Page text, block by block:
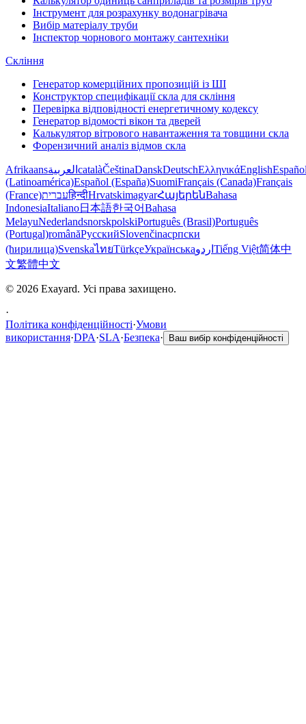
Інструмент для розрахунку водонагрівача
Вибір матеріалу труби
Інспектор чорнового монтажу сантехніки
Скління
Генератор комерційних пропозицій із ШІ
Конструктор специфікації скла для скління
Перевірка відповідності енергетичному кодексу
Генератор відомості вікон та дверей
Калькулятор вітрового навантаження та товщини скла
Форензичний аналіз відмов скла
Afrikaansالعربية catalàČeštinaDanskDeutschΕλληνικάEnglish
(Latinoamérica)Español (España)SuomiFrançais (Canada)Français
(France)עבריתहिन्दीHrvatskimagyarՀայերենBahasa
IndonesiaItaliano日本語한국어Bahasa
MelayuNederlandsnorskpolskiPortuguês (Brasil)Português
(Portugal)românăРусскийSlovenčinaсрпски
(ћирилица)SvenskaไทยTürkçeУкраїнськаاردو Tiếng Việt简体中
文繁體中文
© 2026 Exayard. Усі права захищено.
·
Політика конфіденційності·Умови
використання·DPA·SLA·Безпека· Ваш вибір конфіденційності